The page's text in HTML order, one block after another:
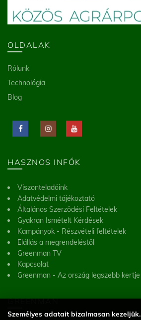
OLDALAK
Rólunk
Technológia
Blog
HASZNOS INFÓK
Viszonteladóink
Adatvédelmi tájékoztató
Általános Szerződési Feltételek
Gyakran Ismételt Kérdések
Kampányok - Részvételi feltételek
Elállás a megrendeléstől
Greenman TV
Kapcsolat
Greenman - Az ország legszebb kertje
GREENMAN
Személyes adatait bizalmasan kezeljük.